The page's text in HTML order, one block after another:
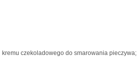
czekoladowego do smarowania pieczywa;